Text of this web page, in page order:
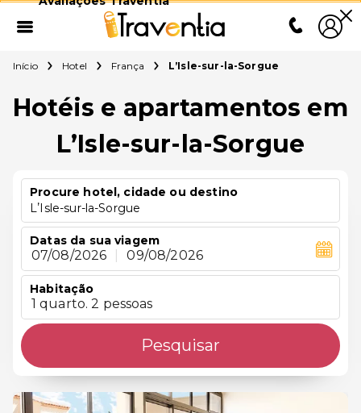
Início Hotel França LʼIsle-sur-la-Sorgue
Hotéis e apartamentos em
LʼIsle-sur-la-Sorgue
Procure hotel, cidade ou destino
LʼIsle-sur-la-Sorgue
Datas da sua viagem
07/08/2026 09/08/2026
Habitação
1 quarto. 2 pessoas
Pesquisar